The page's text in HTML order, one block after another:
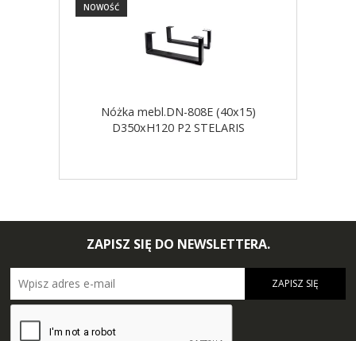
Nóżka mebl.DN-808E (40x15)
D350xH120 P2 STELARIS
NOWOŚĆ
ZAPISZ SIĘ DO NEWSLETTERA.
ZAPISZ SIĘ